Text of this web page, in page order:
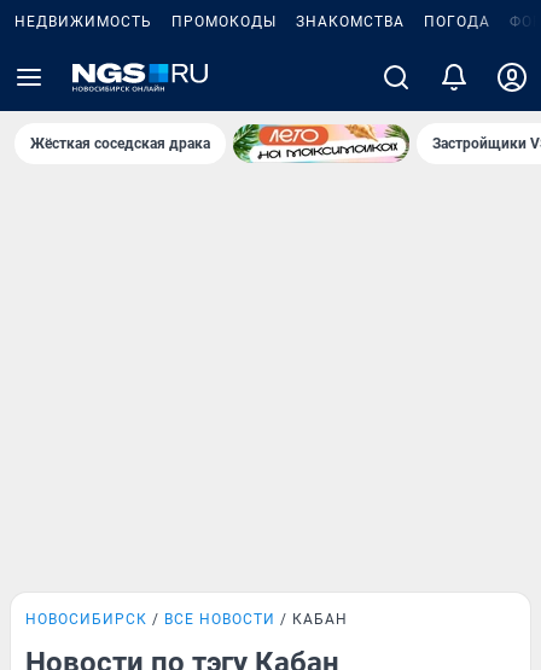
НЕДВИЖИМОСТЬ ПРОМОКОДЫ ЗНАКОМСТВА ПОГОДА
Жёсткая соседская драка Застройщики
НОВОСИБИРСК ВСЕ НОВОСТИ КАБАН
Новости по тэгу Кабан